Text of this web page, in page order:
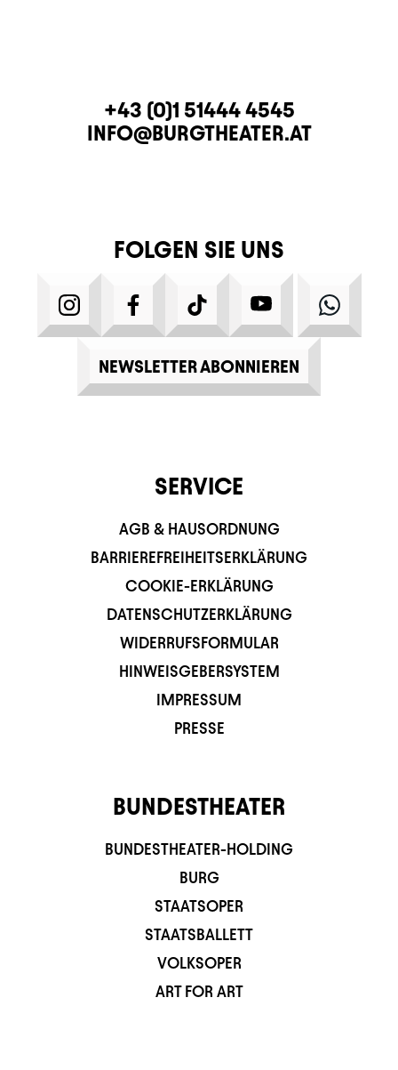
KONTAKTTELEFON
+43 (0)1 51444 4545
E-MAIL
INFO@BURGTHEATER.AT
FOLGEN SIE UNS
INSTAGRAMFACEBOOKTIKTOK YOUTUBE
NEWSLETTER ABONNIEREN
SERVICE
AGB & HAUSORDNUNG
BARRIEREFREIHEITSERKLÄRUNG
COOKIE-ERKLÄRUNG
DATENSCHUTZERKLÄRUNG
WIDERRUFSFORMULAR
HINWEISGEBERSYSTEM
IMPRESSUM
PRESSE
BUNDESTHEATER
BUNDESTHEATER-HOLDING
BURG
STAATSOPER
STAATSBALLETT
VOLKSOPER
ART FOR ART